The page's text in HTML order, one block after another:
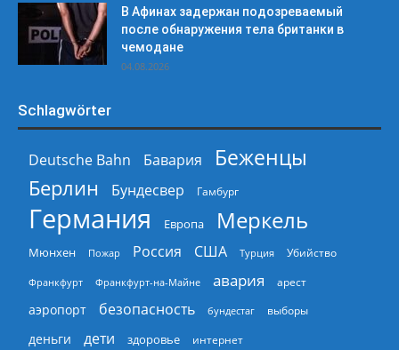
В Афинах задержан подозреваемый
после обнаружения тела британки в
чемодане
04.08.2026
Schlagwörter
Deutsche Bahn Бавария
Беженцы
Берлин
Бундесвер Гамбург
Германия Европа Меркель
Мюнхен Пожар Россия США Турция Убийство
Франкфурт Франкфурт-на-Майне авария арест
аэропорт безопасность бундестаг выборы
деньги дети здоровье интернет